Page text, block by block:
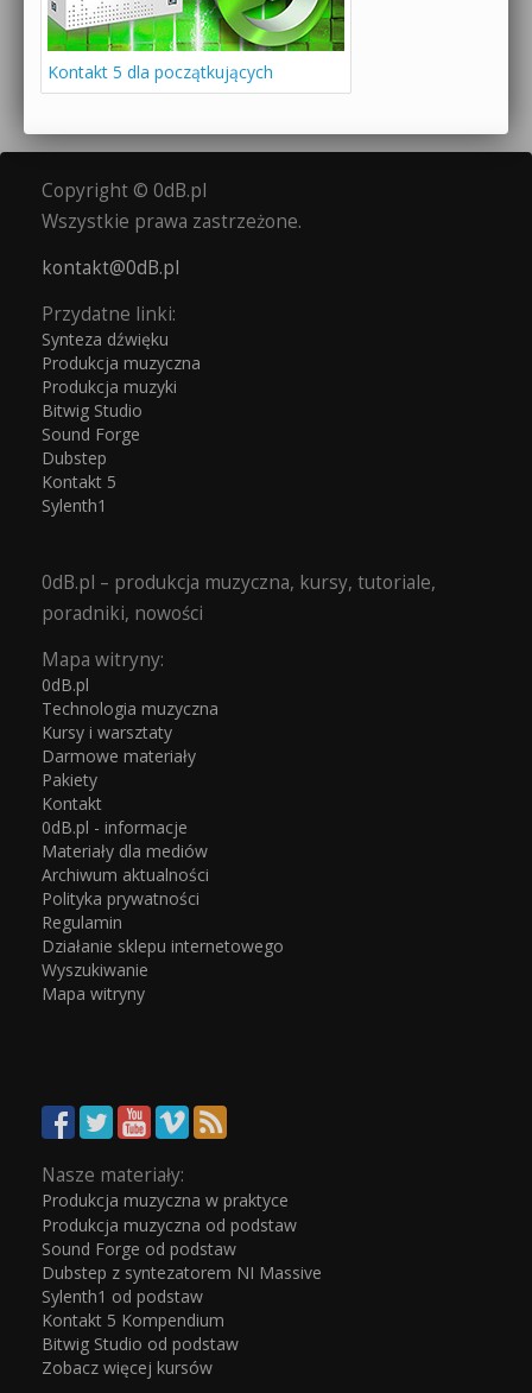
Kontakt 5 dla początkujących
Copyright © 0dB.pl
Wszystkie prawa zastrzeżone.
kontakt@0dB.pl
Przydatne linki:
Synteza dźwięku
Produkcja muzyczna
Produkcja muzyki
Bitwig Studio
Sound Forge
Dubstep
Kontakt 5
Sylenth1
0dB.pl – produkcja muzyczna, kursy, tutoriale,
poradniki, nowości
Mapa witryny:
0dB.pl
Technologia muzyczna
Kursy i warsztaty
Darmowe materiały
Pakiety
Kontakt
0dB.pl - informacje
Materiały dla mediów
Archiwum aktualności
Polityka prywatności
Regulamin
Działanie sklepu internetowego
Wyszukiwanie
Mapa witryny
Nasze materiały:
Produkcja muzyczna w praktyce
Produkcja muzyczna od podstaw
Sound Forge od podstaw
Dubstep z syntezatorem NI Massive
Sylenth1 od podstaw
Kontakt 5 Kompendium
Bitwig Studio od podstaw
Zobacz więcej kursów